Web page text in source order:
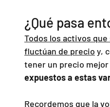
¿Qué pasa
Todos los activos
fluctúan de precio y,
tener un precio
expuestos a estas
Recordemos que la